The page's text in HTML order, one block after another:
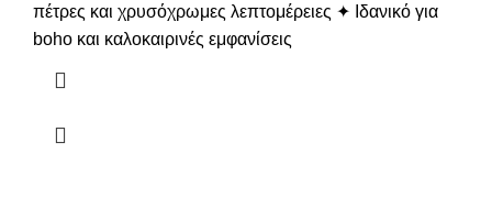
πέτρες και χρυσόχρωμες λεπτομέρειες ✦ Ιδανικό για
boho και καλοκαιρινές εμφανίσεις